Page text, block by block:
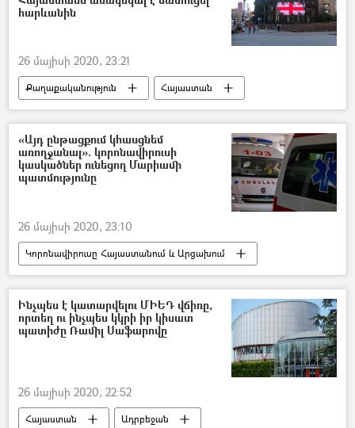
հարևանին
26 մայիսի 2020, 23:21
Քաղաքականություն
Հայաստան
հասարակություն
Վրաստանի Հանրապետություն
«Այդ ընթացքում կհասցնեմ
առողջանալ». կորոնավիրուսի
կասկածներ ունեցող Մարիամի
պատմությունը
26 մայիսի 2020, 23:10
Կորոնավիրուսը Հայաստանում և Արցախում
հասարակություն
Հայաստան
կորոնավիրուս
թեստ
Ինչպես է կատարվելու ՄԻԵԴ վճիռը,
որտեղ ու ինչպես կկրի իր կիսատ
պատիժը Ռամիլ Սաֆարովը
26 մայիսի 2020, 22:52
Հայաստան
Ադրբեջան